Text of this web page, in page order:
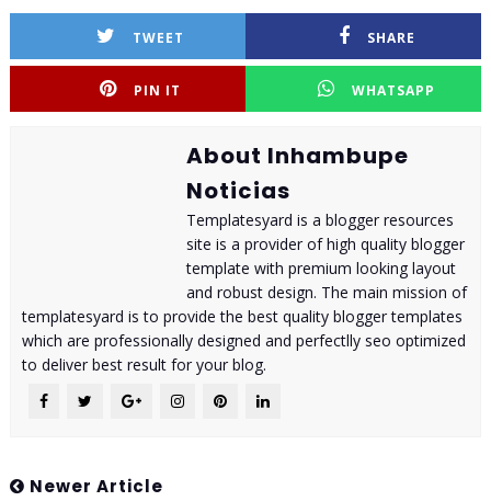
TWEET SHARE
PIN IT WHATSAPP
About Inhambupe
Noticias
Templatesyard is a blogger resources
site is a provider of high quality blogger
template with premium looking layout
and robust design. The main mission of
templatesyard is to provide the best quality blogger templates
which are professionally designed and perfectlly seo optimized
to deliver best result for your blog.
Newer Article